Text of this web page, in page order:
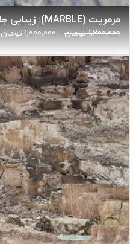
مرمریت (MARBLE): زیبایی جاودانه و لوکس در طراحی
1,200,000 تومان 1,000,000 تومان